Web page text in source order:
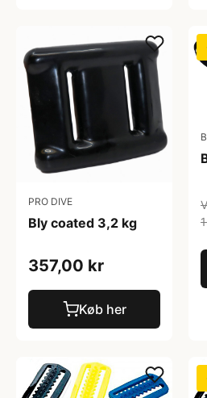
PRO DIVE
Bly coated 3,2 kg
357,00 kr
Køb her